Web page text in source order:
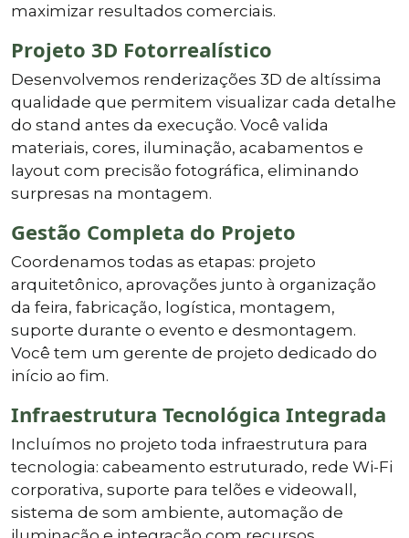
maximizar resultados comerciais.
Projeto 3D Fotorrealístico
Desenvolvemos renderizações 3D de altíssima
qualidade que permitem visualizar cada detalhe
do stand antes da execução. Você valida
materiais, cores, iluminação, acabamentos e
layout com precisão fotográfica, eliminando
surpresas na montagem.
Gestão Completa do Projeto
Coordenamos todas as etapas: projeto
arquitetônico, aprovações junto à organização
da feira, fabricação, logística, montagem,
suporte durante o evento e desmontagem.
Você tem um gerente de projeto dedicado do
início ao fim.
Infraestrutura Tecnológica Integrada
Incluímos no projeto toda infraestrutura para
tecnologia: cabeamento estruturado, rede Wi-Fi
corporativa, suporte para telões e videowall,
sistema de som ambiente, automação de